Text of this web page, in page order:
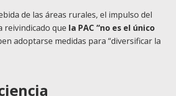
de las áreas rurales, el impulso del
reivindicado que la PAC “no es el único
adoptarse medidas para “diversificar la